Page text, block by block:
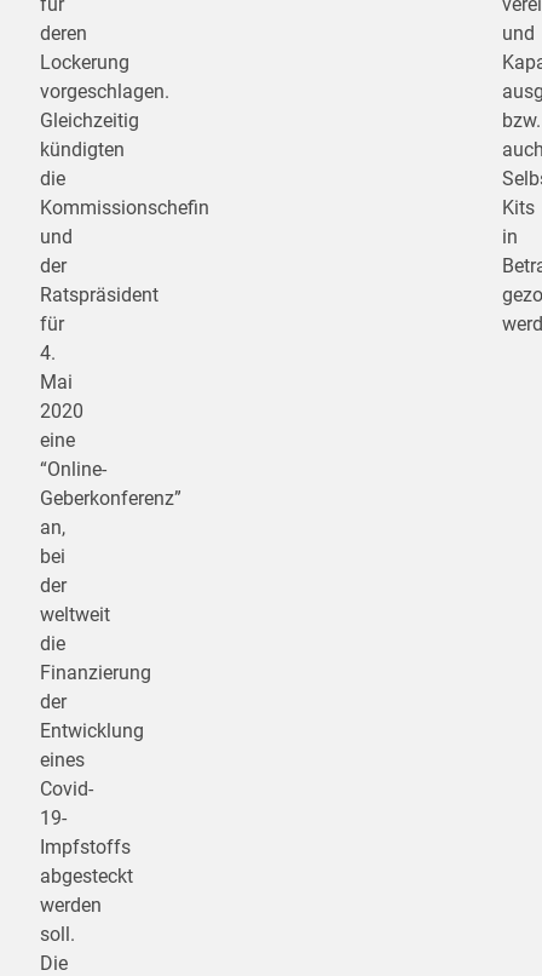
deren
Lockerung
vorgeschlagen.
Gleichzeitig
kündigten
die
Kommissionschefin
und
der
Ratspräsident
für
4.
Mai
2020
eine
“Online-
Geberkonferenz”
an,
bei
der
weltweit
die
Finanzierung
der
Entwicklung
eines
Covid-
19-
Impfstoffs
abgesteckt
werden
soll.
Die
und
bzw.
Kits
in